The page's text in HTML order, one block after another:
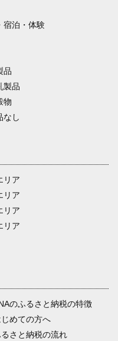
宿泊・体験
品
製品
物
なし
リア
リア
リア
リア
のふるさと納税の特徴
じめての方へ
さと納税の流れ